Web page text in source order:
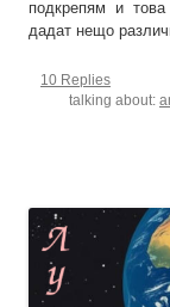
подкрепям и
дадат нещо
10 Replies
talking about: